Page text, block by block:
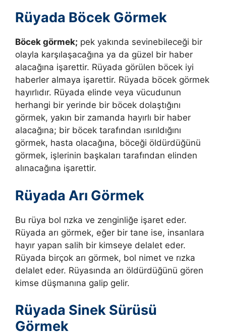
Rüyada Böcek Görmek
Böcek görmek; pek yakında sevinebileceği bir
olayla karşılaşacağına ya da güzel bir haber
alacağına işarettir. Rüyada görülen böcek iyi
haberler almaya işarettir. Rüyada böcek görmek
hayırlıdır. Rüyada elinde veya vücudunun
herhangi bir yerinde bir böcek dolaştığını
görmek, yakın bir zamanda hayırlı bir haber
alacağına; bir böcek tarafından ısırıldığını
görmek, hasta olacağına, böceği öldürdüğünü
görmek, işlerinin başkaları tarafından elinden
alınacağına işarettir.
Rüyada Arı Görmek
Bu rüya bol rızka ve zenginliğe işaret eder.
Rüyada arı görmek, eğer bir tane ise, insanlara
hayır yapan salih bir kimseye delalet eder.
Rüyada birçok arı görmek, bol nimet ve rızka
delalet eder. Rüyasında arı öldürdüğünü gören
kimse düşmanına galip gelir.
Rüyada Sinek Sürüsü
Görmek